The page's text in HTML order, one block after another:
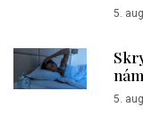
5.
5.